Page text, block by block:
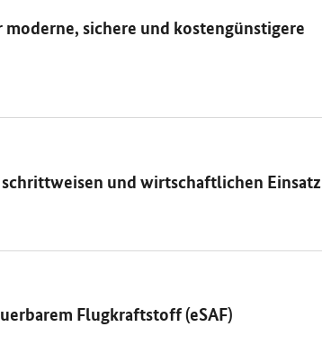
sichere und kostengünstigere
und wirtschaftlichen Einsatz
Flugkraftstoff (eSAF)